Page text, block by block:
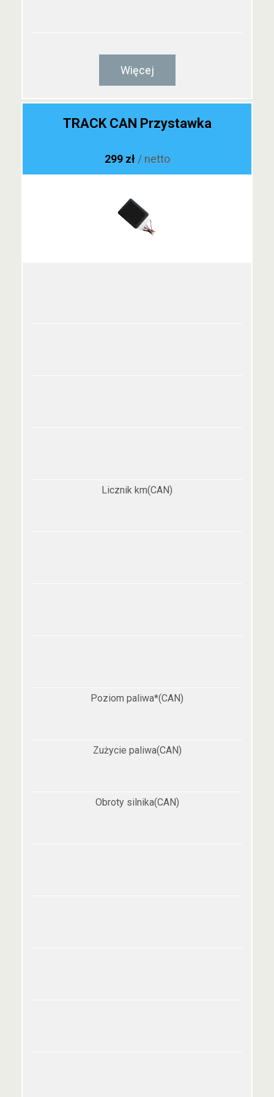
Więcej
TRACK CAN Przystawka
299 zł / netto
Licznik km(CAN)
Poziom paliwa*(CAN)
Zużycie paliwa(CAN)
Obroty silnika(CAN)